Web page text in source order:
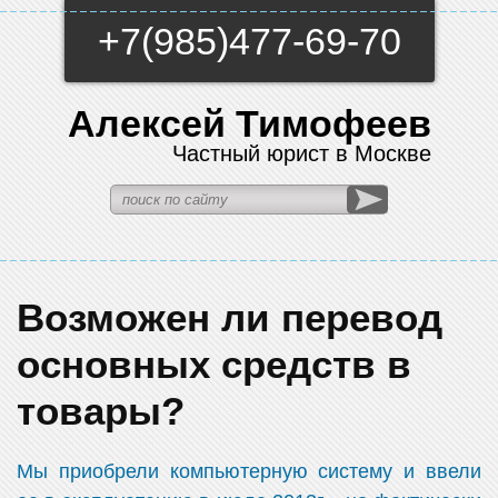
+7(985)477-69-70
Алексей Тимофеев
Частный юрист в Москве
Возможен ли перевод
основных средств в
товары?
Мы приобрели компьютерную систему и ввели